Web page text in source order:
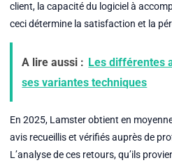
client, la capacité du logiciel à
ceci détermine la satisfaction et la
A lire aussi : Les différentes
ses variantes techniques
En 2025, Lamster obtient en
avis recueillis et vérifiés auprès de
L’analyse de ces retours, qu’ils